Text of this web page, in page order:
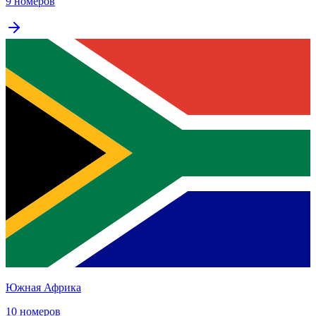
Южная Африка
10 номеров